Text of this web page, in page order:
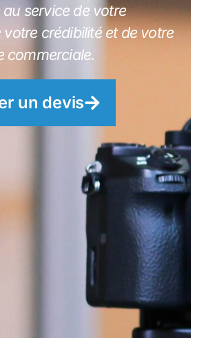
service de votre
votre crédibilité et de votre
commerciale.
un devis